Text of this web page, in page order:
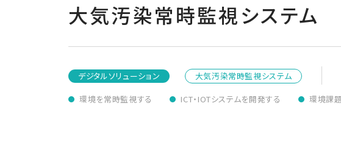
大気汚染常時監視システム
デジタルソリューション
大気汚染常時監視システム
環境を常時監視する
ICT・IOTシステムを開発する 環境課